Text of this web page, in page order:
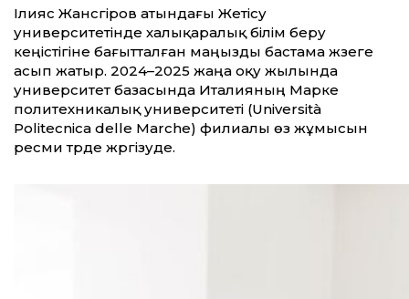
Ілияс Жансүгіров атындағы Жетісу
университетінде халықаралық білім беру
кеңістігіне бағытталған маңызды бастама жүзеге
асып жатыр. 2024–2025 жаңа оқу жылында
университет базасында Италияның Марке
политехникалық университеті (Università
Politecnica delle Marche) филиалы өз жұмысын
ресми түрде жүргізуде.